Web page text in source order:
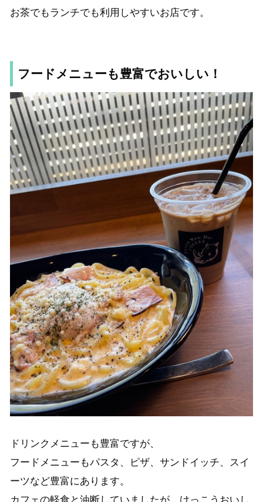
お茶でもランチでも利用しやすいお店です。
フードメニューも豊富でおいしい！
ドリンクメニューも豊富ですが、
フードメニューもパスタ、ピザ、サンドイッチ、スイ
ーツなど豊富にあります。